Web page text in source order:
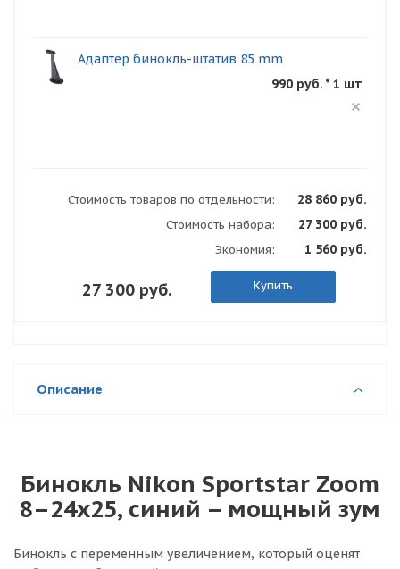
Адаптер бинокль-штатив 85 mm
990 руб. * 1 шт
Стоимость товаров по отдельности: 28 860 руб.
Стоимость набора: 27 300 руб.
Экономия: 1 560 руб.
27 300 руб. Купить
Описание
Бинокль Nikon Sportstar Zoom
8–24x25, синий – мощный зум
Бинокль с переменным увеличением, который оценят